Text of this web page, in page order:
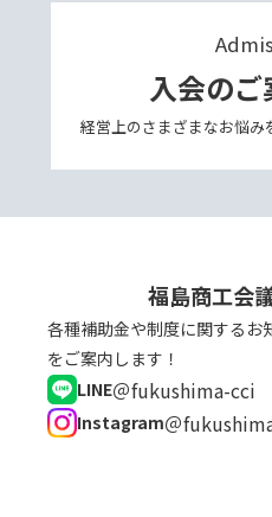
入会のご
経営上のさまざまなお悩み
福島商工会
各種補助金や制度に関するお
をご案内します！
LINE＠fukushima-cci
Instagram＠